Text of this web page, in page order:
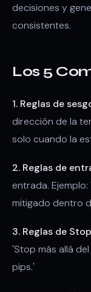
decisiones y
consistentes.
Los 5
1. Reglas de
dirección de la
solo cuando la
2. Reglas de
entrada.
mitigado dentro
3. Reglas de
'Stop más allá
pips.'